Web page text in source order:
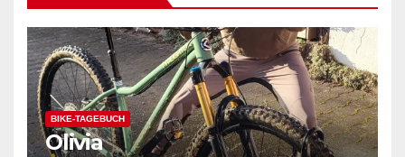
BIKE-TAGEBUCH
Olivia